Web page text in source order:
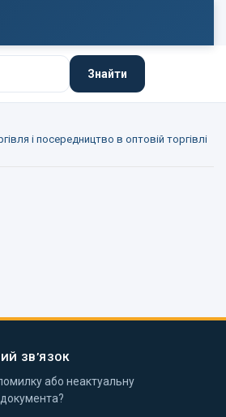
Знайти
і посередництво в оптовій торгівлі
ЗВ’ЯЗОК
або неактуальну